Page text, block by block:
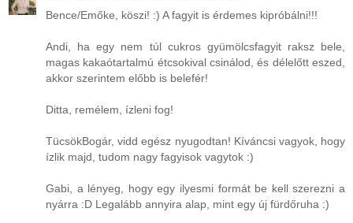
Bence/Emőke, köszi! :) A fagyit is érdemes kipróbálni!!!
Andi, ha egy nem túl cukros gyümölcsfagyit raksz bele,
magas kakaótartalmú étcsokival csinálod, és délelőtt eszed,
akkor szerintem előbb is belefér!
Ditta, remélem, ízleni fog!
TücsökBogár, vidd egész nyugodtan! Kíváncsi vagyok, hogy
ízlik majd, tudom nagy fagyisok vagytok :)
Gabi, a lényeg, hogy egy ilyesmi formát be kell szerezni a
nyárra :D Legalább annyira alap, mint egy új fürdőruha :)